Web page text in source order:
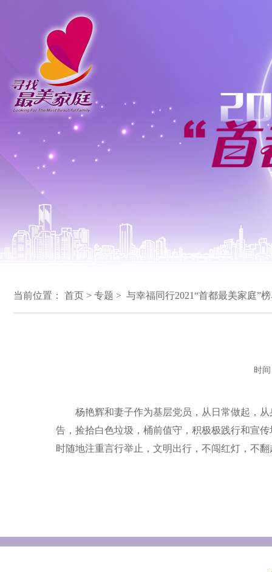
当前位置： 首页> 专题 > 与幸福同行2021“首都最美家庭”
时
杨艳辉和妻子作为基层党员，从日常做起，从
告，捡拾白色垃圾，桶前值守，积极极践行和宣
时随地注重言行举止，文明出行，不闯红灯，不